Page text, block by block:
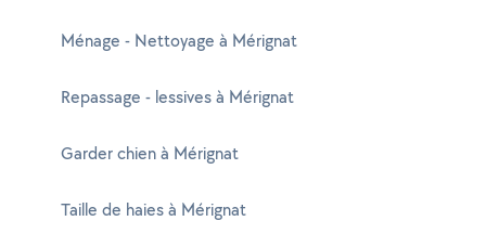
Ménage - Nettoyage à Mérignat
Repassage - lessives à Mérignat
Garder chien à Mérignat
Taille de haies à Mérignat